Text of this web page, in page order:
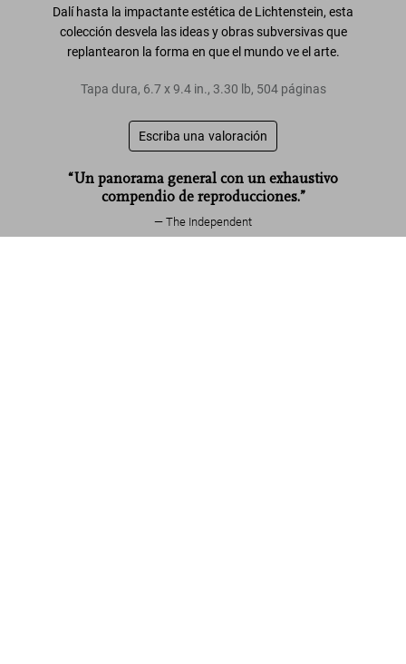
Dalí hasta la impactante estética de Lichtenstein, esta
colección desvela las ideas y obras subversivas que
replantearon la forma en que el mundo ve el arte.
Tapa dura, 6.7 x9.4 in., 3.30 lb, 504 páginas
Escriba una valoración
“Un panorama general con un exhaustivo
compendio de reproducciones.”
The Independent